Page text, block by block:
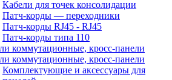
Кабели для точек консолидации
Патч-корды — переходники
Патч-корды RJ45 - RJ45
Патч-корды типа 110
коммутационные, кросс-панели
коммутационные, кросс-панели
Комплектующие и аксессуары для